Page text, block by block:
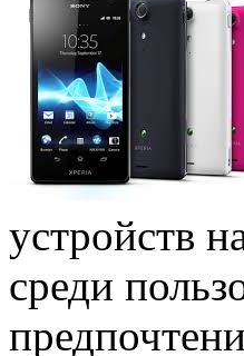
устройств
среди